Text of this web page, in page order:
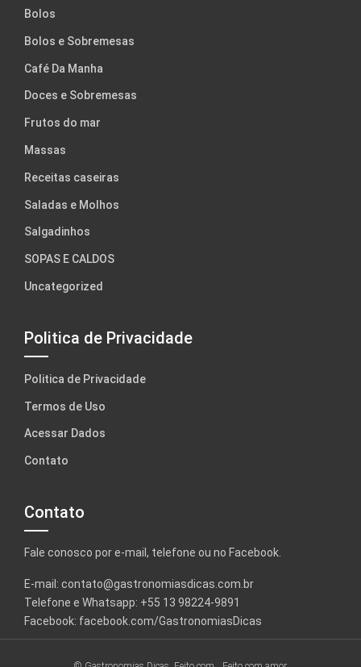
Bolos
Bolos e Sobremesas
Café Da Manha
Doces e Sobremesas
Frutos do mar
Massas
Receitas caseiras
Saladas e Molhos
Salgadinhos
SOPAS E CALDOS
Uncategorized
Politica de Privacidade
Politica de Privacidade
Termos de Uso
Acessar Dados
Contato
Contato
Fale conosco por e-mail, telefone ou no Facebook.
E-mail: contato@gastronomiasdicas.com.br
Telefone e Whatsapp: +55 13 98224-9891
Facebook: facebook.com/GastronomiasDicas